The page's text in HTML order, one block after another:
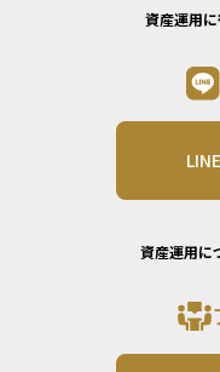
資産運用
資産運用に